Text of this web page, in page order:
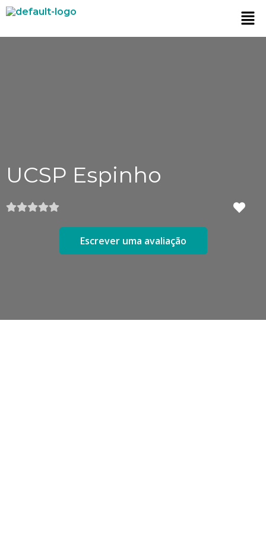
UCSP Espinho
Escrever uma avaliação